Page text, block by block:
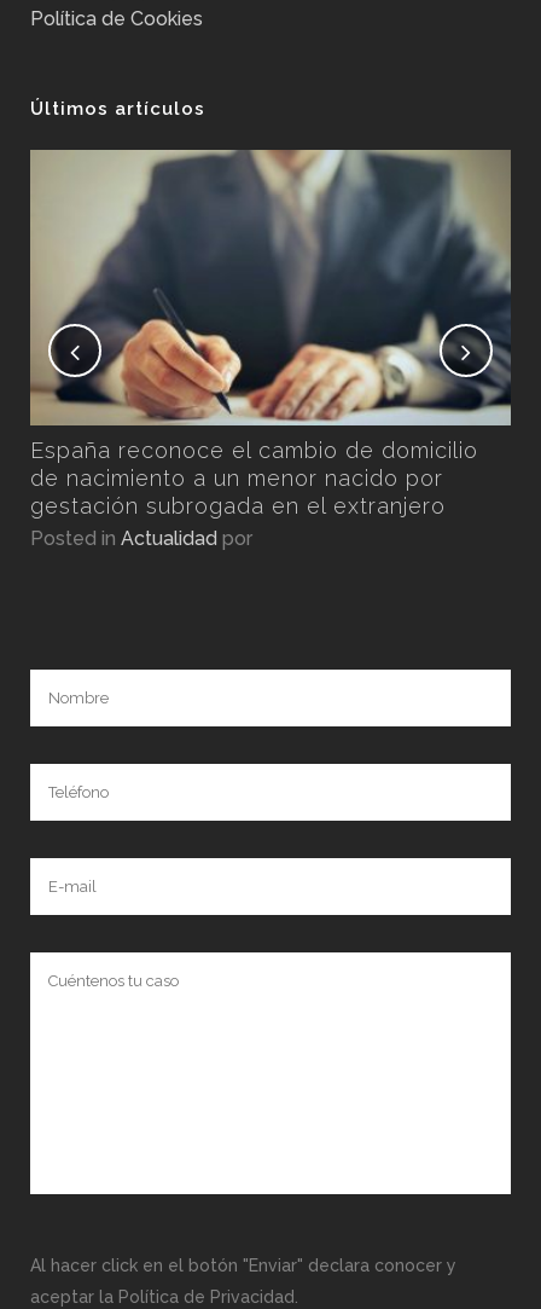
Política de Cookies
Últimos artículos
España reconoce el cambio de domicilio
de nacimiento a un menor nacido por
gestación subrogada en el extranjero
Posted in Actualidad por
Al hacer click en el botón "Enviar" declara conocer y
aceptar la Política de Privacidad.